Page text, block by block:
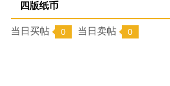
JP286梅兰芳诞辰130周年 成交50枚(12.00元/枚)
航天钞 成交100张(100.30元/张)
四版纸币
当日买帖 0 当日卖帖 0